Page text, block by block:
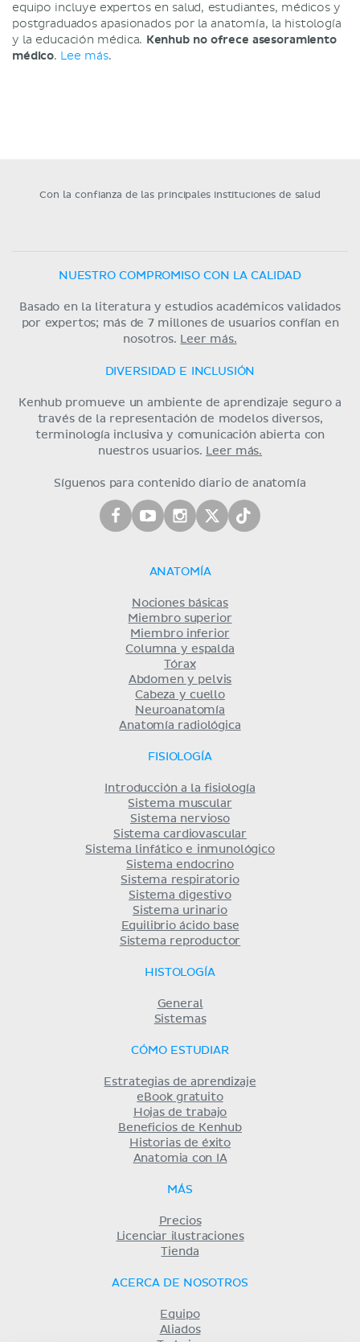
equipo incluye expertos en salud, estudiantes, médicos y
postgraduados apasionados por la anatomía, la histología
y la educación médica. Kenhub no ofrece asesoramiento
médico. Lee más.
Con la confianza de las principales instituciones de salud
NUESTRO COMPROMISO CON LA CALIDAD
Basado en la literatura y estudios académicos validados
por expertos; más de 7 millones de usuarios confían en
nosotros. Leer más.
DIVERSIDAD E INCLUSIÓN
Kenhub promueve un ambiente de aprendizaje seguro a
través de la representación de modelos diversos,
terminología inclusiva y comunicación abierta con
nuestros usuarios. Leer más.
Síguenos para contenido diario de anatomía
ANATOMÍA
Nociones básicas
Miembro superior
Miembro inferior
Columna y espalda
Tórax
Abdomen y pelvis
Cabeza y cuello
Neuroanatomía
Anatomía radiológica
FISIOLOGÍA
Introducción a la fisiología
Sistema muscular
Sistema nervioso
Sistema cardiovascular
Sistema linfático e inmunológico
Sistema endocrino
Sistema respiratorio
Sistema digestivo
Sistema urinario
Equilibrio ácido base
Sistema reproductor
HISTOLOGÍA
General
Sistemas
CÓMO ESTUDIAR
Estrategias de aprendizaje
eBook gratuito
Hojas de trabajo
Beneficios de Kenhub
Historias de éxito
Anatomia con IA
MÁS
Precios
Licenciar ilustraciones
Tienda
ACERCA DE NOSOTROS
Equipo
Aliados